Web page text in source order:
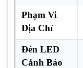
Phạm Vi
Địa Chỉ
Đèn LED
Cảnh Báo